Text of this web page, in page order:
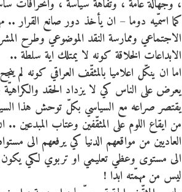
، وجهالة عامة ، وتفاهة سياسة ، وانحرافات
كما اسمّيه دوما – ان يأخذ دور صانع القرار ..
الاجتماعي وممارسة النقد الموضوعي وطرح
الابداعات الخلاقة كونه لا يمتلك اية سلطة ..
اما ان ينكّل اعلاميا بالمثقّف العراقي كونه لم
يعرض على الناس كي لا يزداد الحقد
يقتصر صراعه مع السياسي بكلّ توحش هذا
من ايقاع اللوم على المثقّفين وعتاب المبدعين
العاديين من مواقعهم الدنيا كي يرفعهم الى
الى مستوى وعظي تعليمي او تربوي لكي
ليس من مهمّته ابدا !